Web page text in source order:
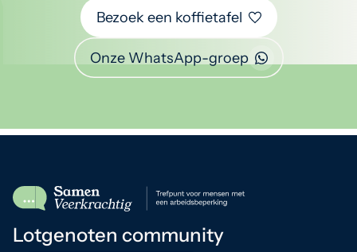
Bezoek een koffietafel
Onze WhatsApp-groep
Lotgenoten community